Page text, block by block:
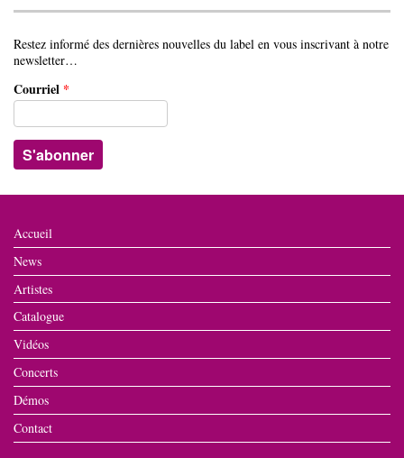
Restez informé des dernières nouvelles du label en vous inscrivant à notre
newsletter…
Courriel *
Accueil
News
Artistes
Catalogue
Vidéos
Concerts
Démos
Contact